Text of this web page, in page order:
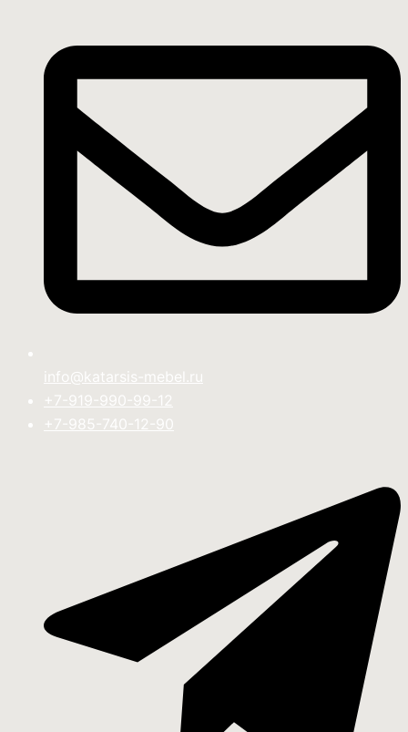
info@katarsis-mebel.ru
+7-919-990-99-12
+7-985-740-12-90